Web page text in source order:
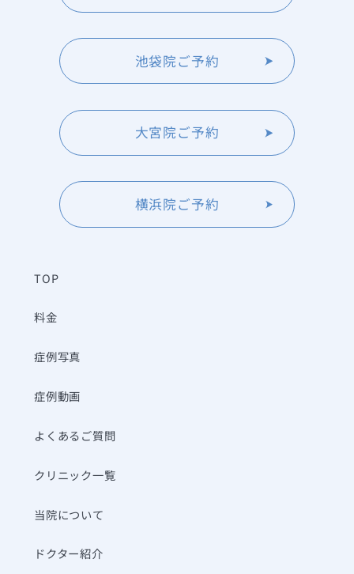
池袋院ご予約
大宮院ご予約
横浜院ご予約
TOP
料金
症例写真
症例動画
よくあるご質問
クリニック一覧
当院について
ドクター紹介